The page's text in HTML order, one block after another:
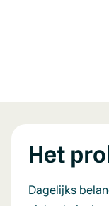
Het
Dagelijks